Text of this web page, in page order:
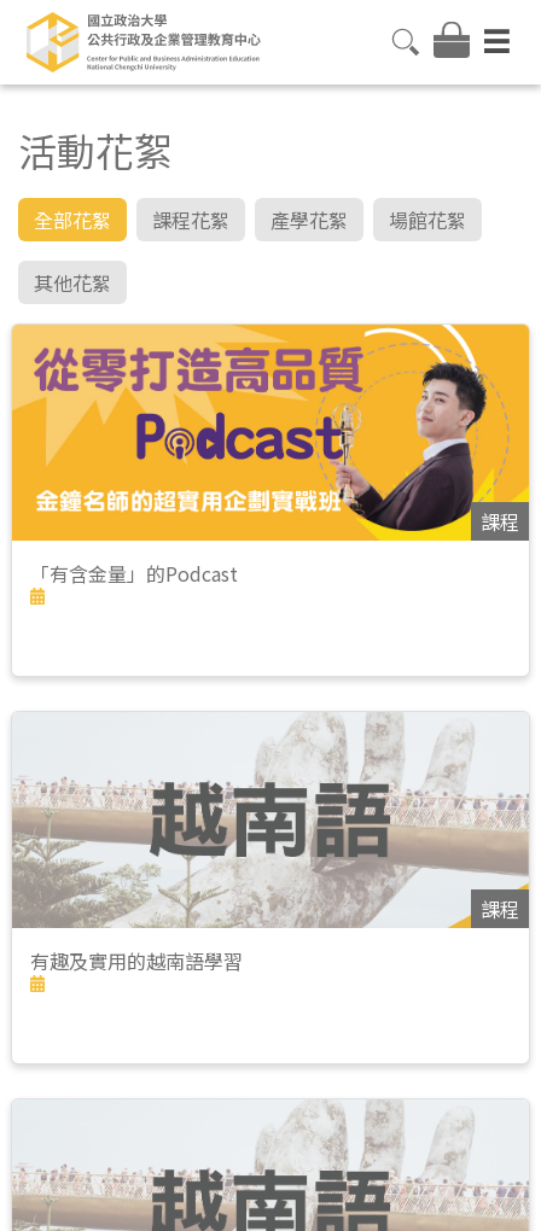
活動花絮
全部花絮 課程花絮 產學花絮 場館花絮
其他花絮
課程
「有含金量」的Podcast
課程
有趣及實用的越南語學習